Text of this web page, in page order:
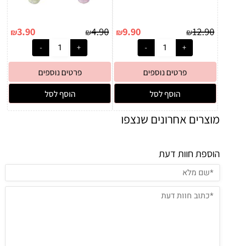
₪12.90
₪9.90
פרטים נוספים
הוסף לסל
₪4.90
₪3.90
פרטים נוספים
הוסף לסל
מוצרים אחרונים שנצפו
הוספת חוות דעת